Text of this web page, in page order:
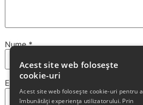
Nume*
Email
Acest site web folosește
cookie-uri
Acest site web folosește cookie-uri pentru a
îmbunătăți experiența utilizatorului. Prin